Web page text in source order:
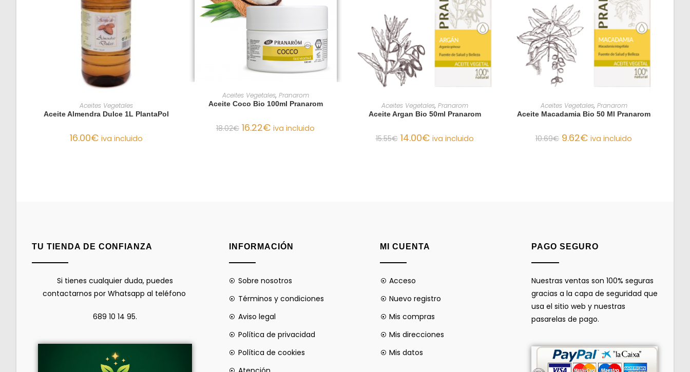
AÑADIR AL CARRITO
Aceites Vegetales
Aceite Almendra Dulce 1L PlantaPol
16.00€ iva incluido
AÑADIR AL CARRITO
Aceites Vegetales, Pranarom
Aceite Coco Bio 100ml Pranarom
18.02€ 16.22€ iva incluido
AÑADIR AL CARRITO
Aceites Vegetales, Pranarom
Aceite Argan Bio 50ml Pranarom
15.55€ 14.00€ iva incluido
AÑADIR AL CARRITO
Aceites Vegetales, Pranarom
Aceite Macadamia Bio 50 Ml Pranarom
10.69€ 9.62€ iva incluido
TU TIENDA DE CONFIANZA
Si tienes cualquier duda, puedes
contactarnos por Whatsapp al teléfono
689 10 14 95.
INFORMACIÓN
Sobre nosotros
Términos y condiciones
Aviso legal
Política de privacidad
Política de cookies
MI CUENTA
Acceso
Nuevo registro
Mis compras
Mis direcciones
Mis datos
PAGO SEGURO
Nuestras ventas son 100% seguras
gracias a la capa de seguridad que
usa el sitio web y nuestras
pasarelas de pago.